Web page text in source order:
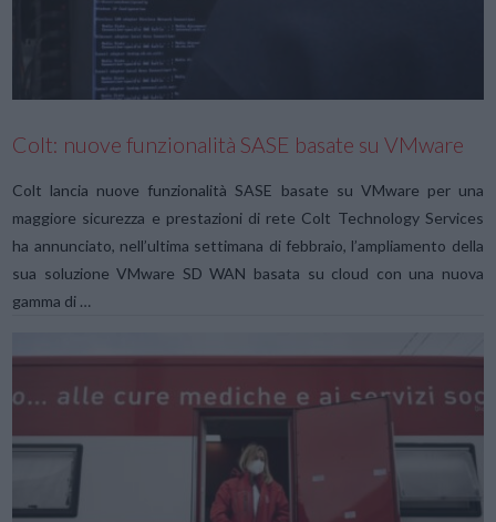
Colt: nuove funzionalità SASE basate su VMware
Colt lancia nuove funzionalità SASE basate su VMware per una
maggiore sicurezza e prestazioni di rete Colt Technology Services
ha annunciato, nell’ultima settimana di febbraio, l’ampliamento della
sua soluzione VMware SD WAN basata su cloud con una nuova
gamma di …